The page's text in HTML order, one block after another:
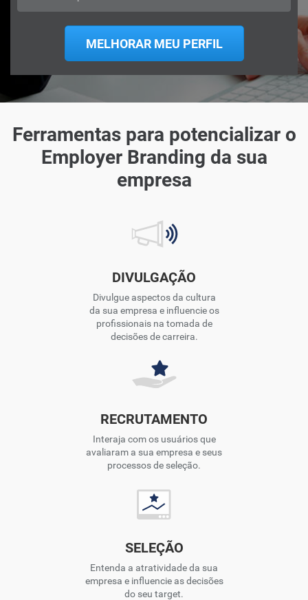
Ferramentas para potencializar o
Employer Branding da sua
empresa
DIVULGAÇÃO
Divulgue aspectos da cultura
da sua empresa e influencie os
profissionais na tomada de
decisões de carreira.
RECRUTAMENTO
Interaja com os usuários que
avaliaram a sua empresa e seus
processos de seleção.
SELEÇÃO
Entenda a atratividade da sua
empresa e influencie as decisões
do seu target.